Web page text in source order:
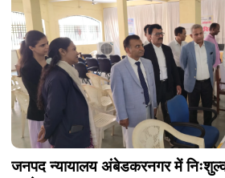
जनपद न्यायालय अंबेडकरनगर में